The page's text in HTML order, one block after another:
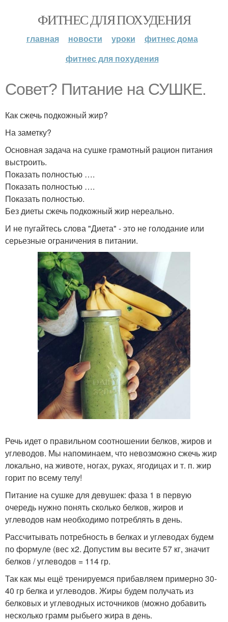
ФИТНЕС ДЛЯ ПОХУДЕНИЯ
главная новости уроки
фитнес дома
фитнес для похудения
Совет? Питание на СУШКЕ.
Как сжечь подкожный жир?
На заметку?
Основная задача на сушке грамотный рацион питания
выстроить.
Показать полностью ….
Показать полностью ….
Показать полностью.
Без диеты сжечь подкожный жир нереально.
И не пугайтесь слова "Диета" - это не голодание или
серьезные ограничения в питании.
Речь идет о правильном соотношении белков, жиров и
углеводов. Мы напоминаем, что невозможно сжечь жир
локально, на животе, ногах, руках, ягодицах и т. п. жир
горит по всему телу!
Питание на сушке для девушек: фаза 1 в первую
очередь нужно понять сколько белков, жиров и
углеводов нам необходимо потреблять в день.
Рассчитывать потребность в белках и углеводах будем
по формуле (вес x2. Допустим вы весите 57 кг, значит
белков / углеводов = 114 гр.
Так как мы ещё тренируемся прибавляем примерно 30-
40 гр белка и углеводов. Жиры будем получать из
белковых и углеводных источников (можно добавить
несколько грамм рыбьего жира в день.